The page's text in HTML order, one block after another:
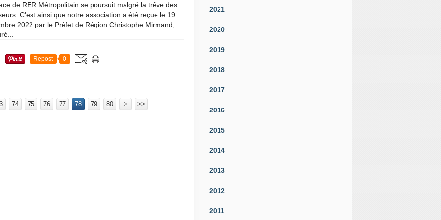
de RER Métropolitain se poursuit malgré la trêve des
C'est ainsi que notre association a été reçue le 19
2022 par le Préfet de Région Christophe Mirmand,
Repost 0
74 75 76 77 78 79 80 90
100
200
300
400
500
600
> >>
2021
2020
2019
2018
2017
2016
2015
2014
2013
2012
2011